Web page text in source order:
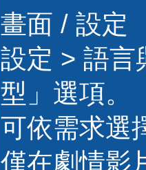
畫面 / 設定
設定 > 語言
型」選項。
可依需求選
僅在劇情影